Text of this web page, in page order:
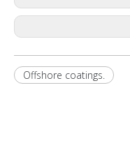
Offshore coatings.